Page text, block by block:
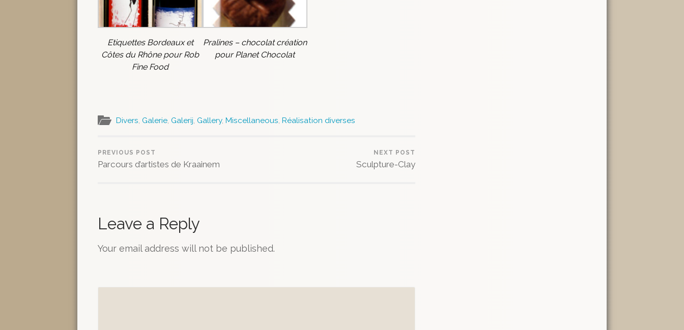
Etiquettes Bordeaux et
Côtes du Rhône pour Rob
Fine Food
Pralines – chocolat création
pour Planet Chocolat
Divers ,Galerie ,Galerij ,Gallery,Miscellaneous ,Réalisation diverses
PREVIOUS POST
Parcours d’artistes de Kraainem
NEXT POST
Sculpture-Clay
Leave a Reply
Your email address will not be published.